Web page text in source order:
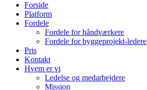
Forside
Platform
Fordele
Fordele for håndværkere
Fordele for byggeprojekt-ledere
Pris
Kontakt
Hvem er vi
Ledelse og medarbejdere
Mission